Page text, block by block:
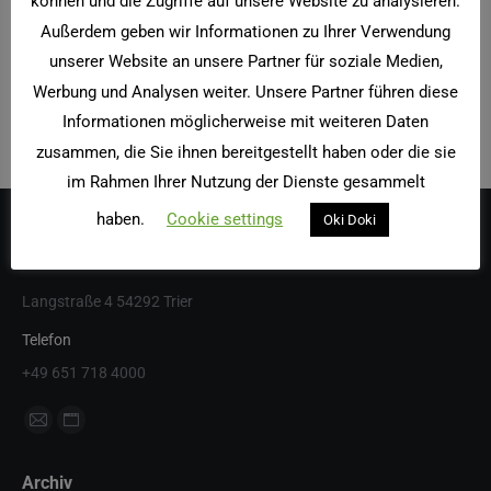
den fünften Platz auf ihrem Rückweg in die Schule mit einer
Kugel Eis.
Und hier die Bilder von 2011
Langstraße 4 54292 Trier
Telefon
+49 651 718 4000
Finden Sie uns auf:
E-
Website
Archiv
Außerdem geben wir Informationen zu Ihrer Verwendung
unserer Website an unsere Partner für soziale Medien,
Werbung und Analysen weiter. Unsere Partner führen diese
Informationen möglicherweise mit weiteren Daten
zusammen, die Sie ihnen bereitgestellt haben oder die sie
im Rahmen Ihrer Nutzung der Dienste gesammelt
haben.
Cookie settings Oki Doki